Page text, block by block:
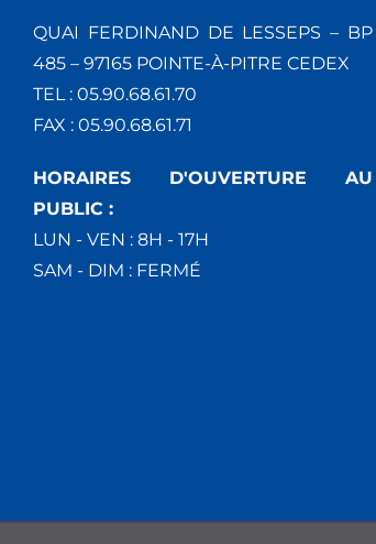
QUAI FERDINAND DE LESSEPS – BP
485 – 97165 POINTE-À-PITRE CEDEX
TEL : 05.90.68.61.70
FAX : 05.90.68.61.71
HORAIRES D'OUVERTURE AU
PUBLIC :
LUN - VEN : 8H - 17H
SAM - DIM : FERMÉ